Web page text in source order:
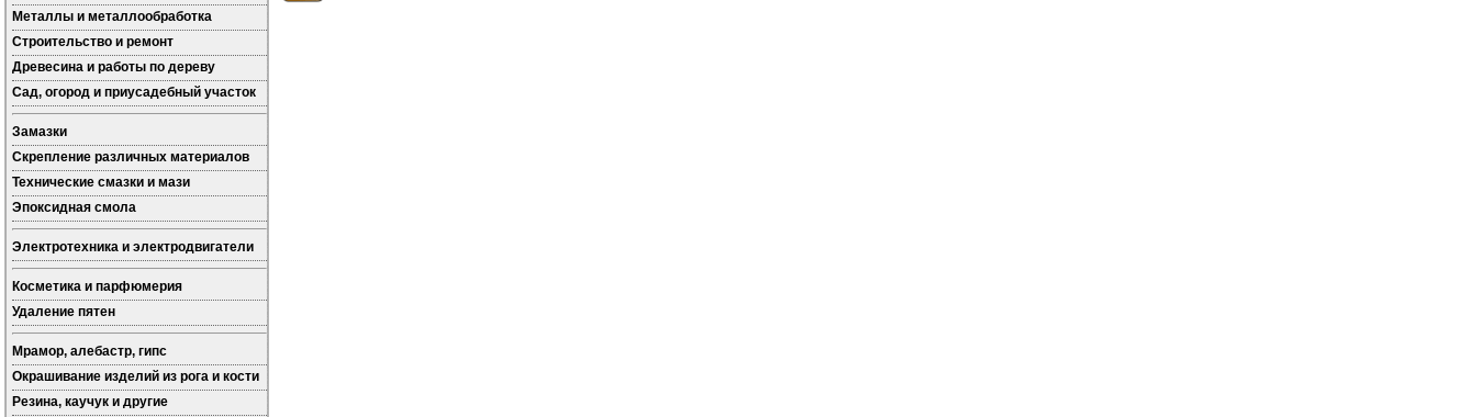
Металлы и металлообработка
Строительство и ремонт
Древесина и работы по дереву
Сад, огород и приусадебный участок
Замазки
Скрепление различных материалов
Технические смазки и мази
Эпоксидная смола
Электротехника и электродвигатели
Косметика и парфюмерия
Удаление пятен
Мрамор, алебастр, гипс
Окрашивание изделий из рога и кости
Резина, каучук и другие